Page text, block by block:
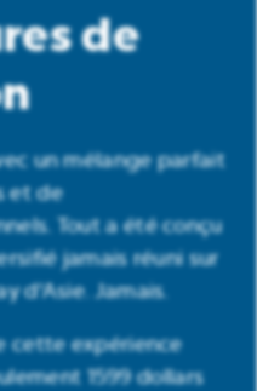
de
un mélange parfait
et de
Tout a été conçu
jamais réuni sur
d'Asie. Jamais.
cette expérience
1599 dollars